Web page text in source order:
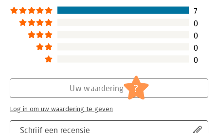
7
0
0
0
0
Schrijf een recensie
Uw waardering ?
Log in om uw waardering te geven